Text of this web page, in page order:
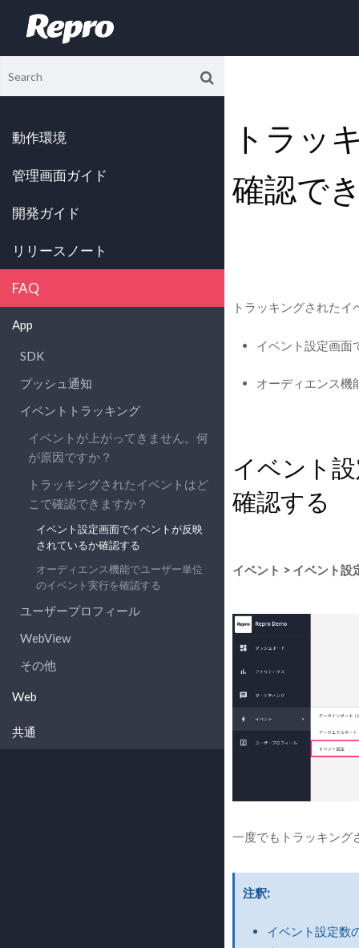
動作環境
管理画面ガイド
開発ガイド
リリースノート
FAQ
App
SDK
プッシュ通知
イベントトラッキング
イベントが上がってきません。何
が原因ですか？
トラッキングされたイベントはど
こで確認できますか？
イベント設定画面でイベントが反映
されているか確認する
オーディエンス機能でユーザー単位
のイベント実行を確認する
ユーザープロフィール
WebView
その他
Web
共通
トラッ
確認で
トラッキングされた
イベント設定画面
オーディエンス機
イベント
確認する
イベント > イベント設
一度でもトラッキング
注釈
イベント設定数